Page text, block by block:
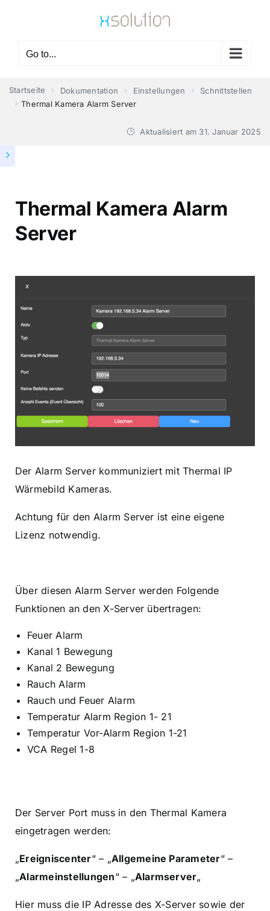
Go to...
Startseite Dokumentation Einstellungen
Schnittstellen
Thermal Kamera Alarm Server
Aktualisiert am 31. Januar 2025
Thermal Kamera Alarm
Server
Der Alarm Server kommuniziert mit Thermal IP
Wärmebild Kameras.
Achtung für den Alarm Server ist eine eigene
Lizenz notwendig.
Über diesen Alarm Server werden Folgende
Funktionen an den X-Server übertragen:
Feuer Alarm
Kanal 1 Bewegung
Kanal 2 Bewegung
Rauch Alarm
Rauch und Feuer Alarm
Temperatur Alarm Region 1- 21
Temperatur Vor-Alarm Region 1-21
VCA Regel 1-8
Der Server Port muss in den Thermal Kamera
eingetragen werden:
„Ereigniscenter“ – „Allgemeine Parameter“ –
„Alarmeinstellungen“ – „Alarmserver„
Hier muss die IP Adresse des X-Server sowie der